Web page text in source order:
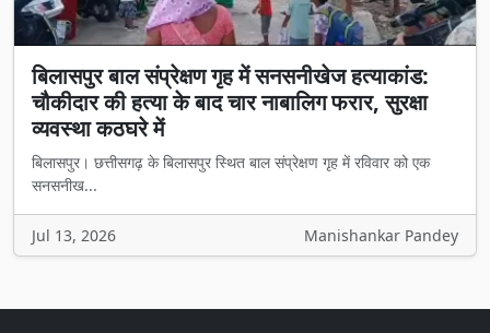
बिलासपुर बाल संप्रेक्षण गृह में सनसनीखेज हत्याकांड:
चौकीदार की हत्या के बाद चार नाबालिग फरार, सुरक्षा
व्यवस्था कठघरे में
बिलासपुर। छत्तीसगढ़ के बिलासपुर स्थित बाल संप्रेक्षण गृह में रविवार को एक
सनसनीख...
Jul 13, 2026 Manishankar Pandey